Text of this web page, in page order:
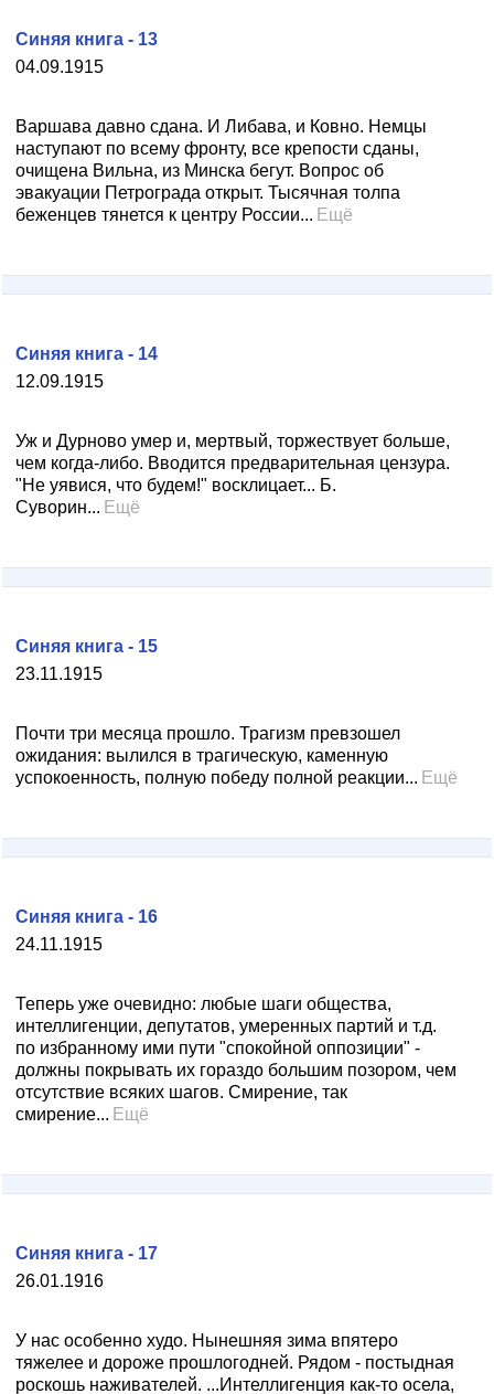
04.09.1915
Синяя книга - 13
Варшава давно сдана. И Либава, и Ковно. Немцы
наступают по всему фронту, все крепости сданы,
очищена Вильна, из Минска бегут. Вопрос об
эвакуации Петрограда открыт. Тысячная толпа
беженцев тянется к центру России... Ещё
12.09.1915
Синяя книга - 14
Уж и Дурново умер и, мертвый, торжествует больше,
чем когда-либо. Вводится предварительная цензура.
"Не уявися, что будем!" восклицает... Б.
Суворин... Ещё
23.11.1915
Синяя книга - 15
Почти три месяца прошло. Трагизм превзошел
ожидания: вылился в трагическую, каменную
успокоенность, полную победу полной реакции... Ещё
24.11.1915
Синяя книга - 16
Теперь уже очевидно: любые шаги общества,
интеллигенции, депутатов, умеренных партий и т.д.
по избранному ими пути "спокойной оппозиции" -
должны покрывать их гораздо большим позором, чем
отсутствие всяких шагов. Смирение, так
смирение... Ещё
26.01.1916
Синяя книга - 17
У нас особенно худо. Нынешняя зима впятеро
тяжелее и дороже прошлогодней. Рядом - постыдная
роскошь наживателей. ...Интеллигенция как-то осела,